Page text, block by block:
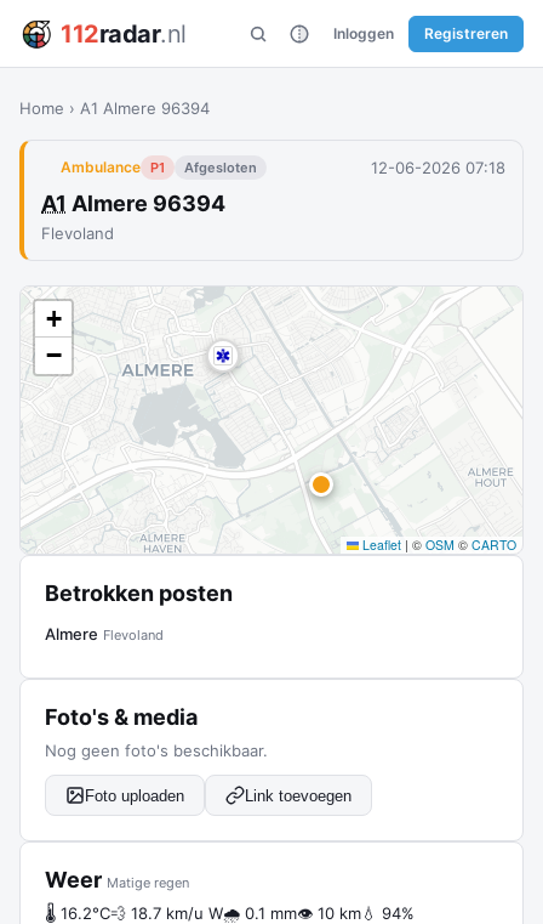
112radar.nl Inloggen Registreren
Home › A1 Almere 96394
Ambulance P1 Afgesloten 12-06-2026 07:18
A1 Almere 96394
Flevoland
+
−
Leaflet | © OSM © CARTO
Betrokken posten
Almere Flevoland
Foto's & media
Nog geen foto's beschikbaar.
Foto uploaden Link toevoegen
Weer Matige regen
🌡 16.2°C💨 18.7 km/u W🌧 0.1 mm👁 10 km💧 94%